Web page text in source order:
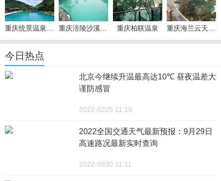
重庆柏联温泉
今日热点
北京今继续升温最高达10℃ 昼夜温差大
谨防感冒
2022-0225 11:15
2022全国交通天气最新预报：9月29日
高速路况最新实时查询
2022-0930 11:11